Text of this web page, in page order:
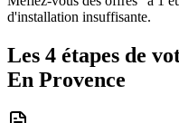
d'installation insuffisante.
Les 4 étapes de
En Provence